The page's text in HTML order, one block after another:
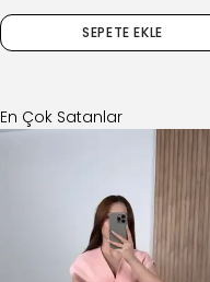
SEPETE EKLE
En Çok Satanlar